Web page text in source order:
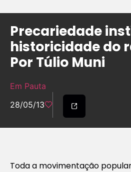
Precariedade
historicidade do
Por Túlio Muni
Em Pauta
28/05/13
Toda a movimentação